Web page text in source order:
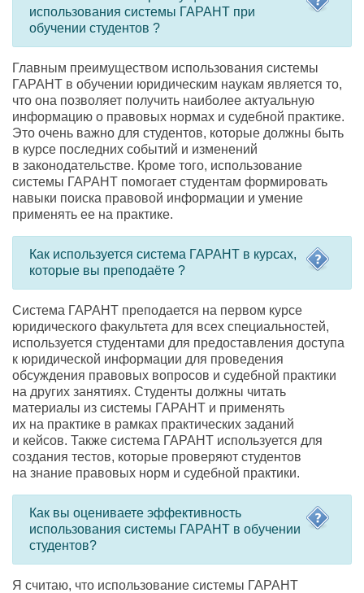
использования системы ГАРАНТ при
обучении студентов ?
Главным преимуществом использования системы
ГАРАНТ в обучении юридическим наукам является то,
что она позволяет получить наиболее актуальную
информацию о правовых нормах и судебной практике.
Это очень важно для студентов, которые должны быть
в курсе последних событий и изменений
в законодательстве. Кроме того, использование
системы ГАРАНТ помогает студентам формировать
навыки поиска правовой информации и умение
применять ее на практике.
Как используется система ГАРАНТ в курсах,
которые вы преподаёте ?
Система ГАРАНТ преподается на первом курсе
юридического факультета для всех специальностей,
используется студентами для предоставления доступа
к юридической информации для проведения
обсуждения правовых вопросов и судебной практики
на других занятиях. Студенты должны читать
материалы из системы ГАРАНТ и применять
их на практике в рамках практических заданий
и кейсов. Также система ГАРАНТ используется для
создания тестов, которые проверяют студентов
на знание правовых норм и судебной практики.
Как вы оцениваете эффективность
использования системы ГАРАНТ в обучении
студентов?
Я считаю, что использование системы ГАРАНТ